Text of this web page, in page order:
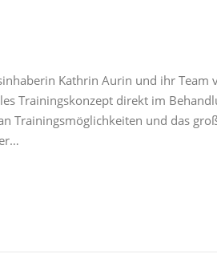
Kathrin Aurin und ihr Team
Trainingskonzept direkt im
Trainingsmöglichkeiten und das